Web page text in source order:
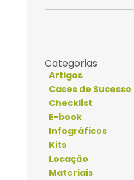
Categorias
Artigos
Cases de Sucesso
Checklist
E-book
Infográficos
Kits
Locação
Materiais